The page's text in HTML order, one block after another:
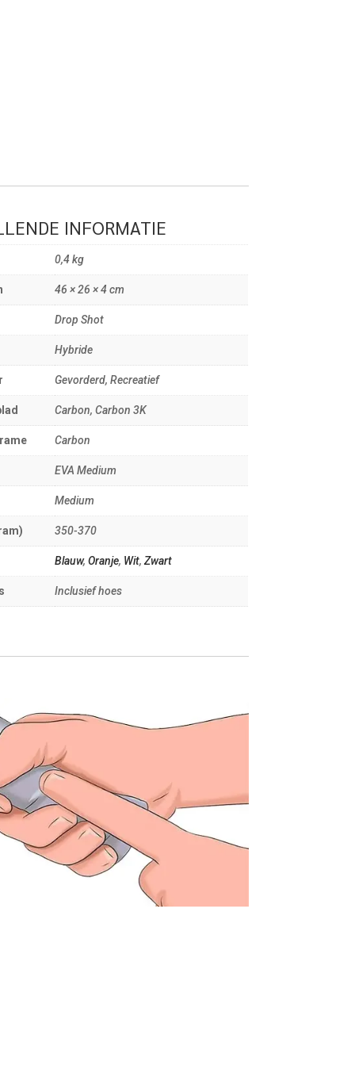
INFORMATIE
0,4 kg
46 × 26 × 4 cm
Drop Shot
Hybride
Gevorderd, Recreatief
Carbon, Carbon 3K
Carbon
EVA Medium
Medium
350-370
Blauw, Oranje, Wit, Zwart
Inclusief hoes